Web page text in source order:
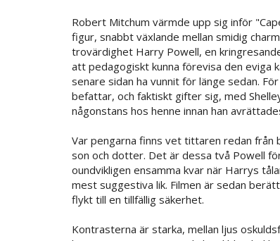
Robert Mitchum värmde upp sig inför
figur, snabbt växlande mellan smidig
trovärdighet Harry Powell, en
att pedagogiskt kunna förevisa den eviga
senare sidan ha vunnit för länge sedan.
befattar, och faktiskt gifter sig, med
någonstans hos henne innan han
Var pengarna finns vet tittaren redan från
son och dotter. Det är dessa två Powell
oundvikligen ensamma kvar när Harrys
mest suggestiva lik. Filmen är sedan
flykt till en tillfällig säkerhet.
Kontrasterna är starka, mellan ljus